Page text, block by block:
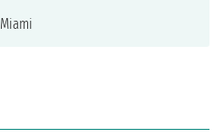
Miami